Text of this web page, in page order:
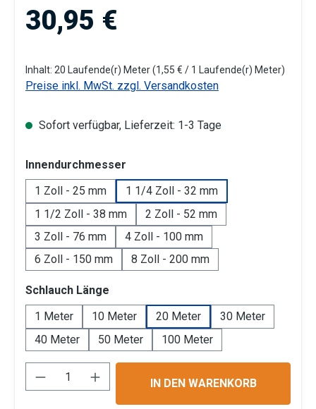
Regulärer Preis:
30,95 €
Inhalt: 20 Laufende(r) Meter(1,55 € / 1 Laufende(r) Meter)
Preise inkl. MwSt. zzgl. Versandkosten
Sofort verfügbar, Lieferzeit: 1-3 Tage
Innendurchmesser
1 Zoll - 25 mm
1 1/4 Zoll - 32 mm
1 1/2 Zoll - 38 mm
2 Zoll - 52 mm
3 Zoll - 76 mm
4 Zoll - 100 mm
6 Zoll - 150 mm
8 Zoll - 200 mm
Schlauch Länge
1 Meter
10 Meter 20 Meter
30 Meter
40 Meter
50 Meter 100 Meter
Produkt Anzahl: Gib den gewünschten
IN DEN WARENKORB